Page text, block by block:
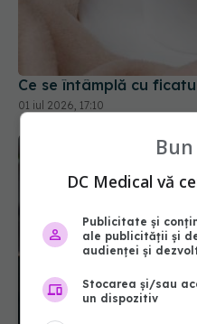
Ce se întâmplă cu
01 iul 2026, 17:10
DC Medical vă
Publicitate și
ale publicității și
audienței și
Stocarea și/sau
un dispozitiv